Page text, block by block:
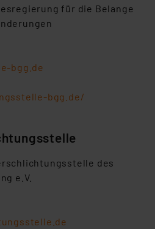
für die Belange
bgg.de
bgg.de/
des
e.V.